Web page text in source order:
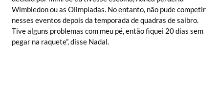
Wimbledon ou as Olimpíadas. No entanto, não pude competir
nesses eventos depois da temporada de quadras de saibro.
Tive alguns problemas com meu pé, então fiquei 20 dias sem
pegar na raquete”, disse Nadal.